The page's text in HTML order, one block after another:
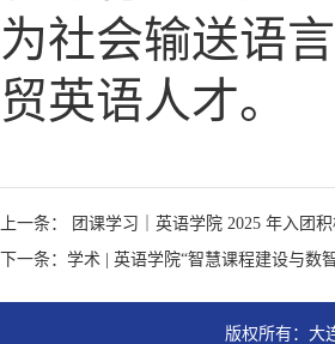
为社会输送语
贸英语人才。
上一条： 团课学习｜英语学院 2025 年入团
下一条：学术 | 英语学院“智慧课程建设与数
版权所有：大